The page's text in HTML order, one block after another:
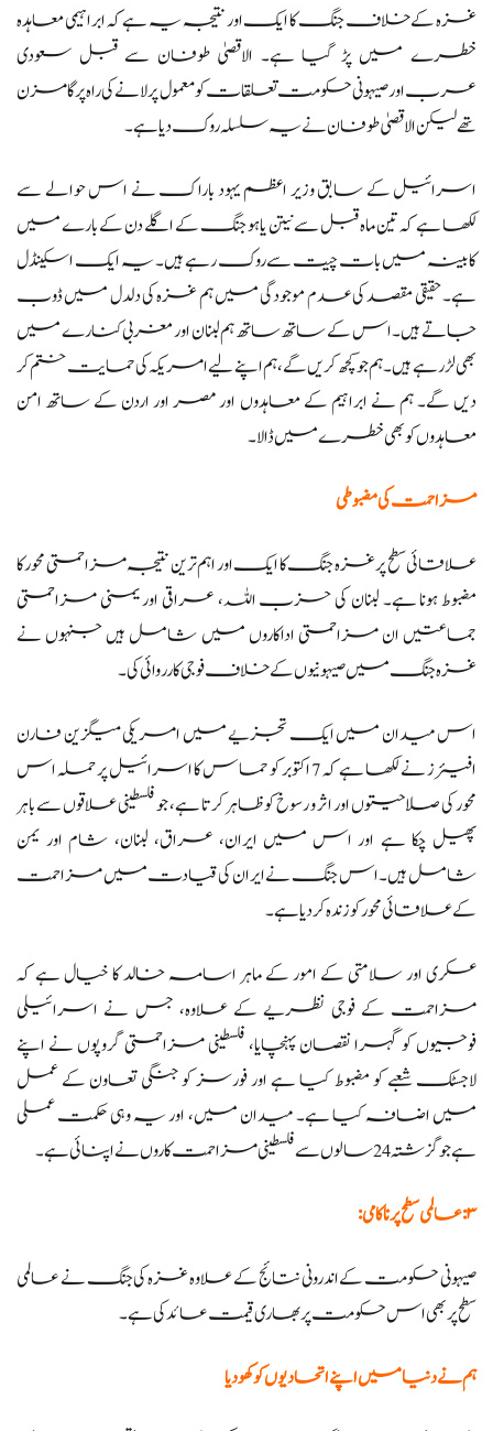
غزہ کے خلاف جنگ کا ایک اور نتیجہ یہ ہے کہ ابراہیمی معاہدہ
خطرے میں پڑ گیا ہے۔ الاقصیٰ طوفان سے قبل سعودی
عرب اور صیہونی حکومت تعلقات کو معمول پر لانے کی راہ پر گامزن
تھے لیکن الاقصیٰ طوفان نے یہ سلسلہ روک دیا ہے۔
اسرائیل کے سابق وزیر اعظم یہود باراک نے اس حوالے سے
لکھا ہے کہ تین ماہ قبل سے نیتن یاہو جنگ کے اگلے دن کے بارے میں
کابینہ میں بات چیت سے روک رہے ہیں۔ یہ ایک اسکینڈل
ہے۔ حقیقی مقصد کی عدم موجودگی میں ہم غزہ کی دلدل میں ڈوب
جاتے ہیں۔ اس کے ساتھ ساتھ ہم لبنان اور مغربی کنارے میں
بھی لڑ رہے ہیں۔ ہم جو کچھ کریں گے، ہم اپنے لیے امریکہ کی حمایت ختم کر
دیں گے۔ ہم نے ابراہیم کے معاہدوں اور مصر اور اردن کے ساتھ امن
معاہدوں کو بھی خطرے میں ڈالا۔
مزاحمت کی مضبوطی
علاقائی سطح پر غزہ جنگ کا ایک اور اہم ترین نتیجہ مزاحمتی محور کا
مضبوط ہونا ہے۔ لبنان کی حزب اللہ، عراقی اور یمنی مزاحمتی
جماعتیں ان مزاحمتی اداکاروں میں شامل ہیں جنہوں نے
غزہ جنگ میں صیہونیوں کے خلاف فوجی کارروائی کی۔
اس میدان میں ایک تجزیے میں امریکی میگزین فارن
افیئرز نے لکھا ہے کہ 7 اکتوبر کو حماس کا اسرائیل پر حملہ اس
محور کی صلاحیتوں اور اثر و رسوخ کو ظاہر کرتا ہے، جو فلسطینی علاقوں سے باہر
پھیل چکا ہے اور اس میں ایران، عراق، لبنان، شام اور یمن
شامل ہیں۔ اس جنگ نے ایران کی قیادت میں مزاحمت
کے علاقائی محور کو زندہ کر دیا ہے۔
عسکری اور سلامتی کے امور کے ماہر اسامہ خالد کا خیال ہے کہ
مزاحمت کے فوجی نظریے کے علاوہ، جس نے اسرائیلی
فوجیوں کو گہرا نقصان پہنچایا، فلسطینی مزاحمتی گروپوں نے اپنے
لاجسٹک شعبے کو مضبوط کیا ہے اور فورسز کو جنگی تعاون کے عمل
میں اضافہ کیا ہے۔ میدان میں، اور یہ وہی حکمت عملی
ہے جو گزشتہ 24 سالوں سے فلسطینی مزاحمت کاروں نے اپنائی ہے۔
۳: عالمی سطح پر ناکامی:
صیہونی حکومت کے اندرونی نتائج کے علاوہ غزہ کی جنگ نے عالمی
سطح پر بھی اس حکومت پر بھاری قیمت عائد کی ہے۔
ہم نے دنیا میں اپنے اتحادیوں کو کھو دیا